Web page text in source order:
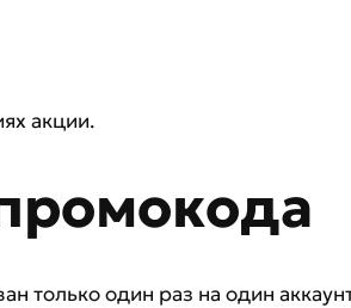
акции.
только один раз на один